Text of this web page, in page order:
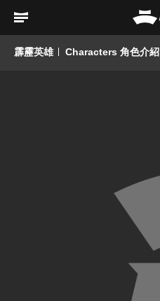
霹靂英雄 Characters 角色介紹